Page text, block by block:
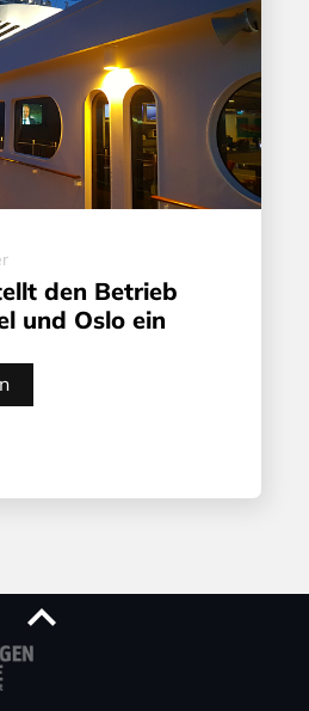
den Betrieb
und Oslo ein